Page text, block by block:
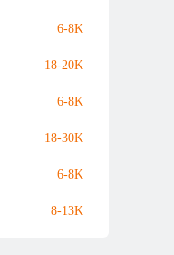
6-8K
18-20K
6-8K
18-30K
6-8K
8-13K